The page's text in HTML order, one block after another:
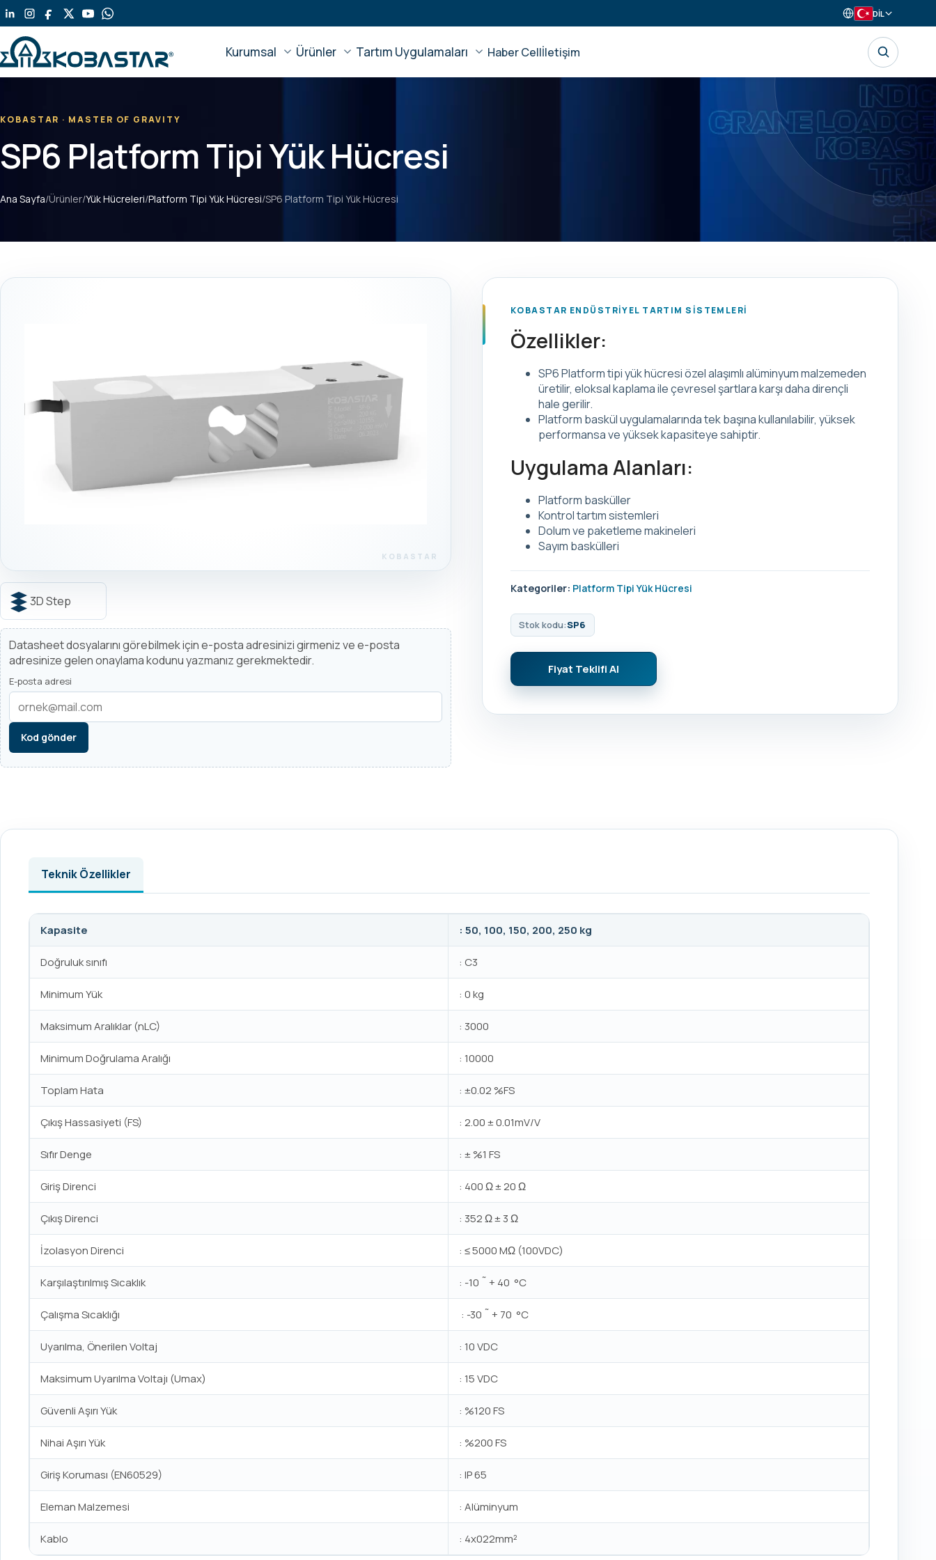
Ana
içeriğe
geç
DİL
Kurumsal Ürünler Tartım Uygulamaları Haber Cellİletişim
KOBASTAR · MASTER OF GRAVITY
SP6 Platform Tipi Yük Hücresi
Ana Sayfa/Ürünler/Yük Hücreleri/Platform Tipi Yük Hücresi/SP6 Platform Tipi Yük Hücresi
3D Step
Datasheet dosyalarını görebilmek için e-posta adresinizi girmeniz ve e-posta
adresinize gelen onaylama kodunu yazmanız gerekmektedir.
E-posta adresi
Kod gönder
KOBASTAR ENDÜSTRİYEL TARTIM SİSTEMLERİ
Özellikler:
SP6 Platform tipi yük hücresi özel alaşımlı alüminyum malzemeden
üretilir, eloksal kaplama ile çevresel şartlara karşı daha dirençli
hale gerilir.
Platform baskül uygulamalarında tek başına kullanılabilir, yüksek
performansa ve yüksek kapasiteye sahiptir.
Uygulama Alanları:
Platform basküller
Kontrol tartım sistemleri
Dolum ve paketleme makineleri
Sayım baskülleri
Kategoriler: Platform Tipi Yük Hücresi
Stok kodu:SP6
Fiyat Teklifi Al
Teknik Özellikler
Kapasite : 50, 100, 150, 200, 250 kg
Doğruluk sınıfı : C3
Minimum Yük : 0 kg
Maksimum Aralıklar (nLC) : 3000
Minimum Doğrulama Aralığı : 10000
Toplam Hata : ±0.02 %FS
Çıkış Hassasiyeti (FS) : 2.00 ± 0.01mV/V
Sıfır Denge : ± %1 FS
Giriş Direnci : 400 Ω ± 20 Ω
Çıkış Direnci : 352 Ω ± 3 Ω
İzolasyon Direnci : ≤ 5000 MΩ (100VDC)
Karşılaştırılmış Sıcaklık : -10 ˜ + 40 °C
Çalışma Sıcaklığı : -30 ˜ + 70 °C
Uyarılma, Önerilen Voltaj : 10 VDC
Maksimum Uyarılma Voltajı (Umax) : 15 VDC
Güvenli Aşırı Yük : %120 FS
Nihai Aşırı Yük : %200 FS
Giriş Koruması (EN60529) : IP 65
Eleman Malzemesi : Alüminyum
Kablo : 4x022mm²